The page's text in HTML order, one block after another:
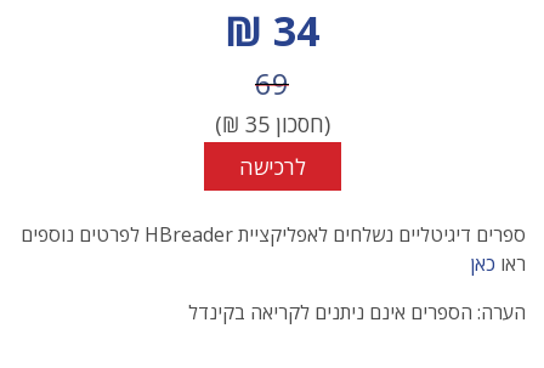
מחיר הנחה
34 ₪
מחיר לפני הנחה
69
(חסכון35
₪)
לרכישה
ספרים דיגיטליים נשלחים לאפליקציית HBreader לפרטים נוספים
ראו כאן
הערה: הספרים אינם ניתנים לקריאה בקינדל